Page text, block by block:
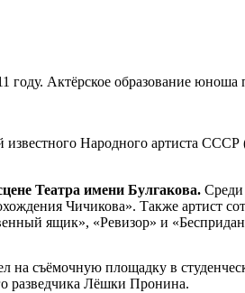
Актёрское образование
известного Народного артиста
Театра имени Булгакова. Среди
Чичикова». Также артист
ящик», «Ревизор» и
на съёмочную площадку в
разведчика Лёшки Пронина.